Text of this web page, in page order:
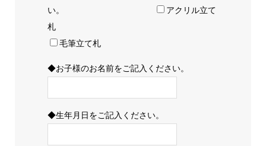
い。
アクリル立て
札
毛筆立て札
◆お子様のお名前をご記入ください。
◆生年月日をご記入ください。